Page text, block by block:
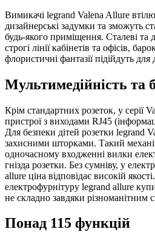
Вимикачі legrand Valena Allure
дизайнерські задумки та зможуть
будь-якого приміщення. Сталеві та
строгі лінії кабінетів та офісів,
флористичні фантазії підійдуть для
Мультимедійність та
Крім стандартних розеток, у серії
пристрої з виходами RJ45
Для безпеки дітей розетки legrand
захисними шторками. Такий
одночасному входженні вилки
гнізда розетки. Без сумніву, у
allure ціна відповідає високій
електрофурнітуру legrand allure
не складно завдяки різноманітним
Понад 115 функцій